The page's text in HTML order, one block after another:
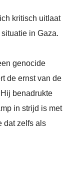
kritisch uitlaat
in Gaza.
genocide
de ernst van de
benadrukte
in strijd is met
dat zelfs als